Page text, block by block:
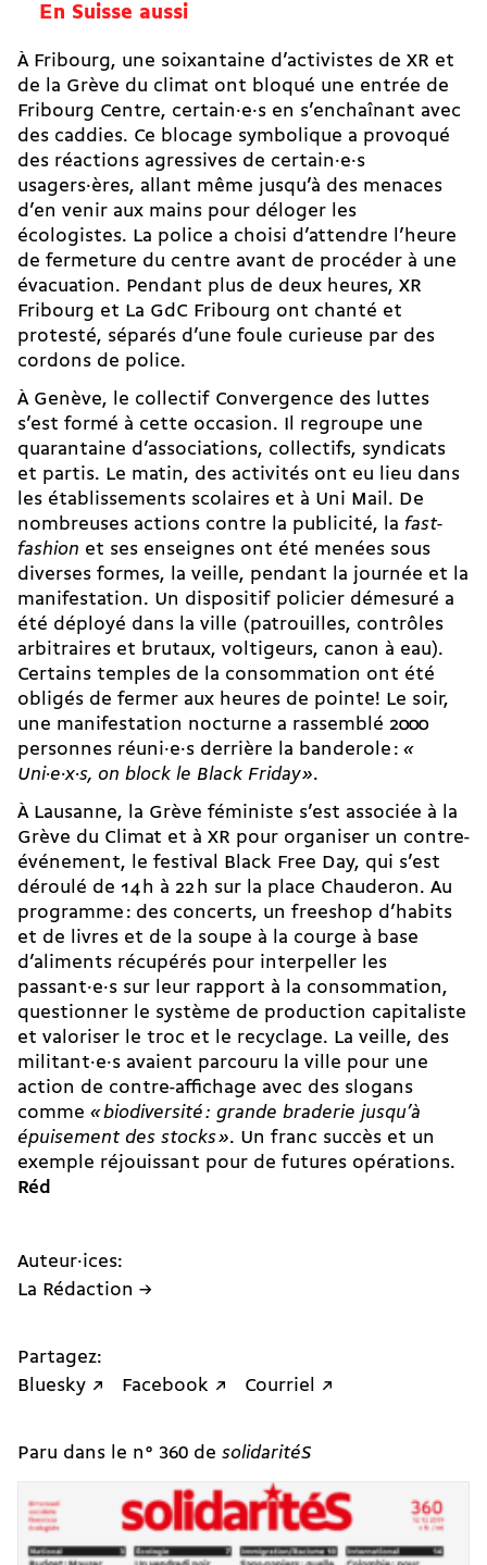
En Suisse aussi
À Fribourg, une soixantaine d’activistes de XR et
de la Grève du climat ont bloqué une entrée de
Fribourg Centre, certain·e·s en s’enchaînant avec
des caddies. Ce blocage symbolique a provoqué
des réactions agressives de certain·e·s
usagers·ères, allant même jusqu’à des menaces
d’en venir aux mains pour déloger les
écologistes. La police a choisi d’attendre l’heure
de fermeture du centre avant de procéder à une
évacuation. Pendant plus de deux heures, XR
Fribourg et La GdC Fribourg ont chanté et
protesté, séparés d’une foule curieuse par des
cordons de police.
À Genève, le collectif Convergence des luttes
s’est formé à cette occasion. Il regroupe une
quarantaine d’associations, collectifs, syndicats
et partis. Le matin, des activités ont eu lieu dans
les établissements scolaires et à Uni Mail. De
nombreuses actions contre la publicité, la fast-
fashion et ses enseignes ont été menées sous
diverses formes, la veille, pendant la journée et la
manifestation. Un dispositif policier démesuré a
été déployé dans la ville (patrouilles, contrôles
arbitraires et brutaux, voltigeurs, canon à eau).
Certains temples de la consommation ont été
obligés de fermer aux heures de pointe! Le soir,
une manifestation nocturne a rassemblé 2000
personnes réuni·e·s derrière la banderole : «
Uni·e·x·s, on block le Black Friday ».
À Lausanne, la Grève féministe s’est associée à la
Grève du Climat et à XR pour organiser un contre-
événement, le festival Black Free Day, qui s’est
déroulé de 14 h à 22 h sur la place Chauderon. Au
programme : des concerts, un freeshop d’habits
et de livres et de la soupe à la courge à base
d’aliments récupérés pour interpeller les
passant·e·s sur leur rapport à la consommation,
questionner le système de production capitaliste
et valoriser le troc et le recyclage. La veille, des
militant·e·s avaient parcouru la ville pour une
action de contre-affichage avec des slogans
comme « biodiversité : grande braderie jusqu’à
épuisement des stocks ». Un franc succès et un
exemple réjouissant pour de futures opérations.
Réd
Auteur·ices:
La Rédaction →
Partagez:
Bluesky ↗
Facebook ↗ Courriel ↗
Paru dans le n° 360 de solidaritéS